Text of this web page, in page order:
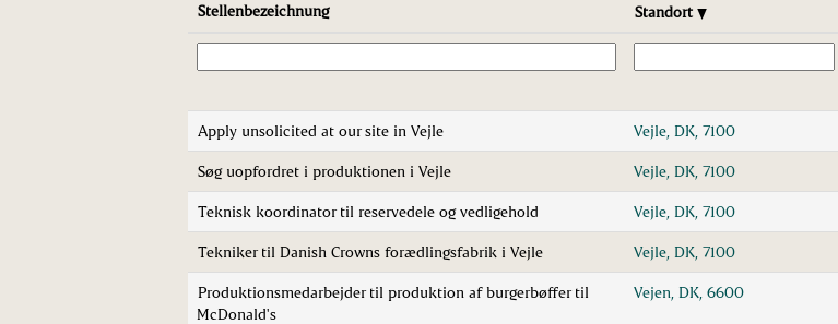
Stellenbezeichnung Standort
Apply unsolicited at our site in Vejle Vejle, DK, 7100
Søg uopfordret i produktionen i Vejle Vejle, DK, 7100
Teknisk koordinator til reservedele og vedligehold Vejle, DK, 7100
Tekniker til Danish Crowns forædlingsfabrik i Vejle Vejle, DK, 7100
Produktionsmedarbejder til produktion af burgerbøffer til
McDonald's
Vejen, DK, 6600